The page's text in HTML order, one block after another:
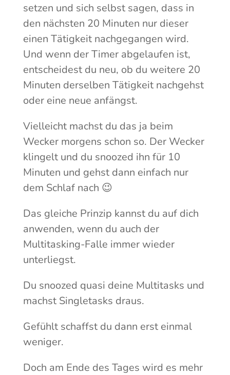
setzen und sich selbst sagen, dass in
den nächsten 20 Minuten nur dieser
einen Tätigkeit nachgegangen wird.
Und wenn der Timer abgelaufen ist,
entscheidest du neu, ob du weitere 20
Minuten derselben Tätigkeit nachgehst
oder eine neue anfängst.
Vielleicht machst du das ja beim
Wecker morgens schon so. Der Wecker
klingelt und du snoozed ihn für 10
Minuten und gehst dann einfach nur
dem Schlaf nach 😉
Das gleiche Prinzip kannst du auf dich
anwenden, wenn du auch der
Multitasking-Falle immer wieder
unterliegst.
Du snoozed quasi deine Multitasks und
machst Singletasks draus.
Gefühlt schaffst du dann erst einmal
weniger.
Doch am Ende des Tages wird es mehr